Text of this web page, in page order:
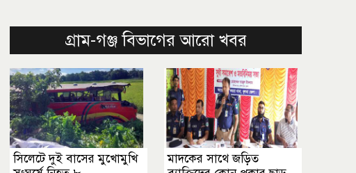
গ্রাম-গঞ্জ বিভাগের আরো খবর
সিলেটে দুই বাসের মুখোমুখি
মাদকের সাথে জড়িত